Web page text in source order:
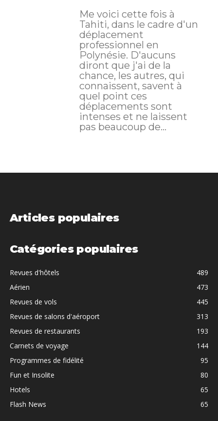
Me voici cette fois à
Tahiti, dans le cadre d'un
déplacement
professionnel en
Polynésie. D'aucuns
diront que j'ai de la
chance, les autres, qui
connaissent, savent à
quel point ces
déplacements sont
intenses et ne laissent
pas beaucoup de...
Articles populaires
Catégories populaires
Revues d'hôtels
489
Aérien
473
Revues de vols
445
Revues de salons d'aéroport
313
Revues de restaurants
193
Carnets de voyage
144
Programmes de fidélité
95
Fun et Insolite
80
Hotels
65
Flash News
65